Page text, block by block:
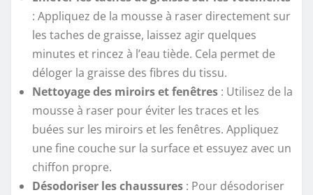
: Appliquez de la mousse à raser directement sur
les taches de graisse, laissez agir quelques
minutes et rincez à l’eau tiède. Cela permet de
déloger la graisse des fibres du tissu.
Nettoyage des miroirs et fenêtres : Utilisez de la
mousse à raser pour éviter les traces et les
buées sur les miroirs et les fenêtres. Appliquez
une fine couche sur la surface et essuyez avec un
chiffon propre.
Désodoriser les chaussures : Pour désodoriser